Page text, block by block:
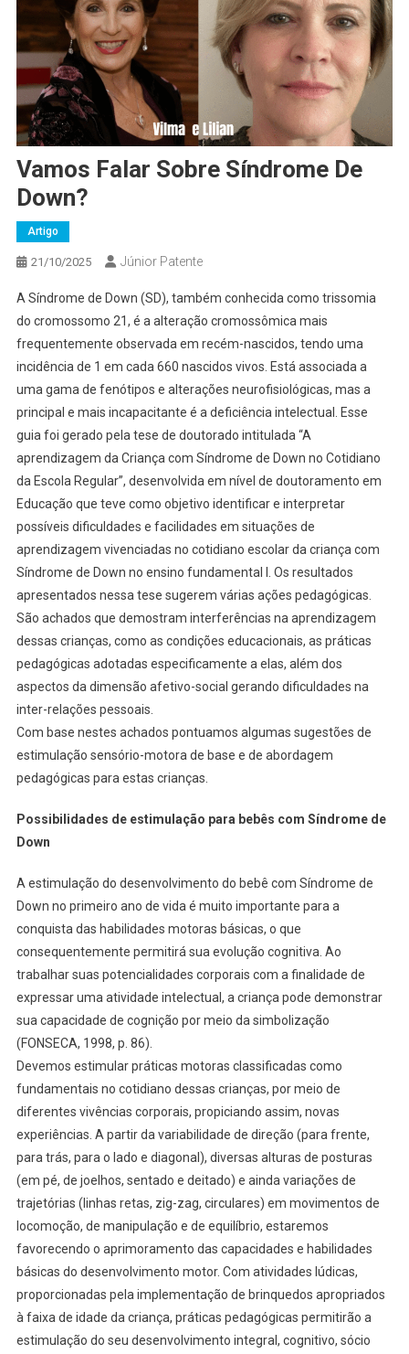
Vamos Falar Sobre Síndrome De
Down?
Artigo
21/10/2025 Júnior Patente
A Síndrome de Down (SD), também conhecida como trissomia
do cromossomo 21, é a alteração cromossômica mais
frequentemente observada em recém-nascidos, tendo uma
incidência de 1 em cada 660 nascidos vivos. Está associada a
uma gama de fenótipos e alterações neurofisiológicas, mas a
principal e mais incapacitante é a deficiência intelectual. Esse
guia foi gerado pela tese de doutorado intitulada “A
aprendizagem da Criança com Síndrome de Down no Cotidiano
da Escola Regular”, desenvolvida em nível de doutoramento em
Educação que teve como objetivo identificar e interpretar
possíveis dificuldades e facilidades em situações de
aprendizagem vivenciadas no cotidiano escolar da criança com
Síndrome de Down no ensino fundamental I. Os resultados
apresentados nessa tese sugerem várias ações pedagógicas.
São achados que demostram interferências na aprendizagem
dessas crianças, como as condições educacionais, as práticas
pedagógicas adotadas especificamente a elas, além dos
aspectos da dimensão afetivo-social gerando dificuldades na
inter-relações pessoais.
Com base nestes achados pontuamos algumas sugestões de
estimulação sensório-motora de base e de abordagem
pedagógicas para estas crianças.
Possibilidades de estimulação para bebês com Síndrome de
Down
A estimulação do desenvolvimento do bebê com Síndrome de
Down no primeiro ano de vida é muito importante para a
conquista das habilidades motoras básicas, o que
consequentemente permitirá sua evolução cognitiva. Ao
trabalhar suas potencialidades corporais com a finalidade de
expressar uma atividade intelectual, a criança pode demonstrar
sua capacidade de cognição por meio da simbolização
(FONSECA, 1998, p. 86).
Devemos estimular práticas motoras classificadas como
fundamentais no cotidiano dessas crianças, por meio de
diferentes vivências corporais, propiciando assim, novas
experiências. A partir da variabilidade de direção (para frente,
para trás, para o lado e diagonal), diversas alturas de posturas
(em pé, de joelhos, sentado e deitado) e ainda variações de
trajetórias (linhas retas, zig-zag, circulares) em movimentos de
locomoção, de manipulação e de equilíbrio, estaremos
favorecendo o aprimoramento das capacidades e habilidades
básicas do desenvolvimento motor. Com atividades lúdicas,
proporcionadas pela implementação de brinquedos apropriados
à faixa de idade da criança, práticas pedagógicas permitirão a
estimulação do seu desenvolvimento integral, cognitivo, sócio